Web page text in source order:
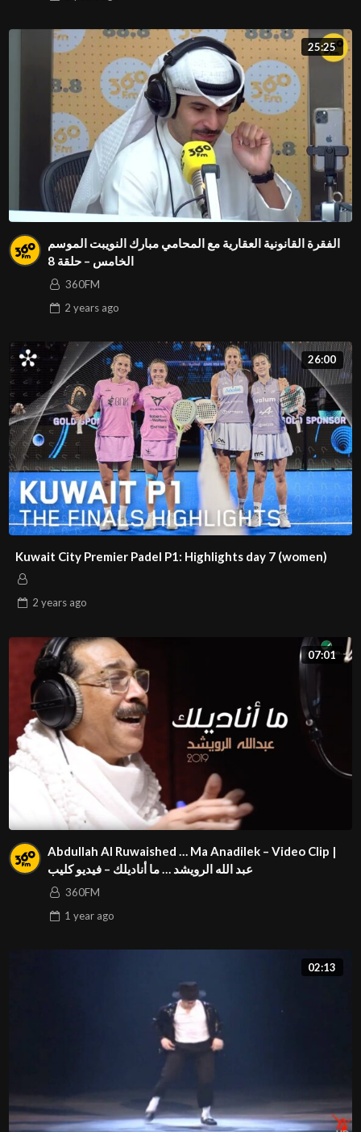
25:25
الفقرة القانونية العقارية مع المحامي مبارك النويبت الموسم
الخامس – حلقة 8
360FM
2 yearsago
26:00
Kuwait City Premier Padel P1: Highlights day 7 (women)
2 yearsago
07:01
Abdullah Al Ruwaished … Ma Anadilek – Video Clip |
عبد الله الرويشد … ما أناديلك – فيديو كليب
360FM
1 yearago
02:13